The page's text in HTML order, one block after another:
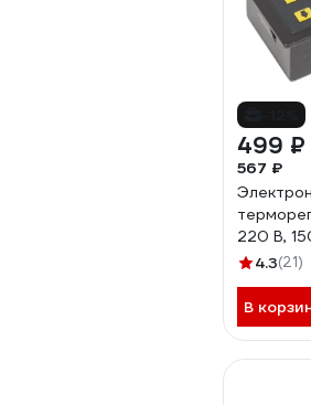
499 ₽
567 ₽
220 В,
4.3(21)
В